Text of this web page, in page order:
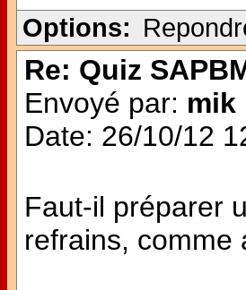
Options:
Re: Quiz
Envoyé par: mik
Date: 26/10/12
Faut-il préparer
refrains, comme